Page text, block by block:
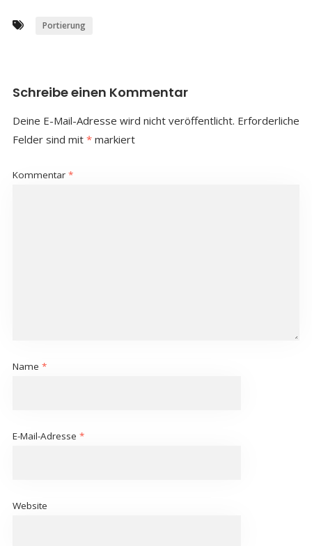
Portierung
Schreibe einen Kommentar
Deine E-Mail-Adresse wird nicht veröffentlicht. Erforderliche
Felder sind mit *markiert
Kommentar *
Name *
E-Mail-Adresse *
Website